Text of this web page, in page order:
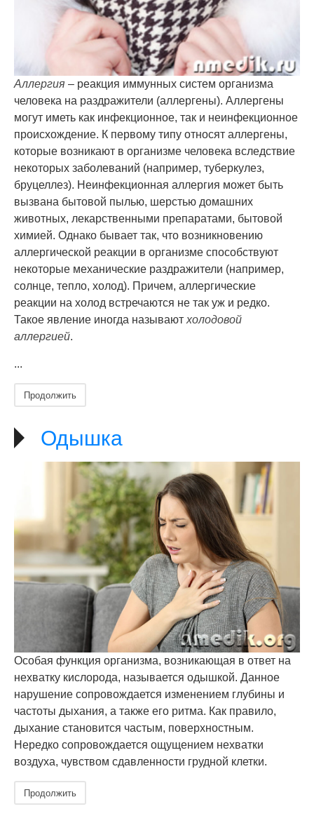
Аллергия – реакция иммунных систем организма
человека на раздражители (аллергены). Аллергены
могут иметь как инфекционное, так и неинфекционное
происхождение. К первому типу относят аллергены,
которые возникают в организме человека вследствие
некоторых заболеваний (например, туберкулез,
бруцеллез). Неинфекционная аллергия может быть
вызвана бытовой пылью, шерстью домашних
животных, лекарственными препаратами, бытовой
химией. Однако бывает так, что возникновению
аллергической реакции в организме способствуют
некоторые механические раздражители (например,
солнце, тепло, холод). Причем, аллергические
реакции на холод встречаются не так уж и редко.
Такое явление иногда называют холодовой
аллергией.
...
Продолжить
Одышка
Особая функция организма, возникающая в ответ на
нехватку кислорода, называется одышкой. Данное
нарушение сопровождается изменением глубины и
частоты дыхания, а также его ритма. Как правило,
дыхание становится частым, поверхностным.
Нередко сопровождается ощущением нехватки
воздуха, чувством сдавленности грудной клетки.
Продолжить